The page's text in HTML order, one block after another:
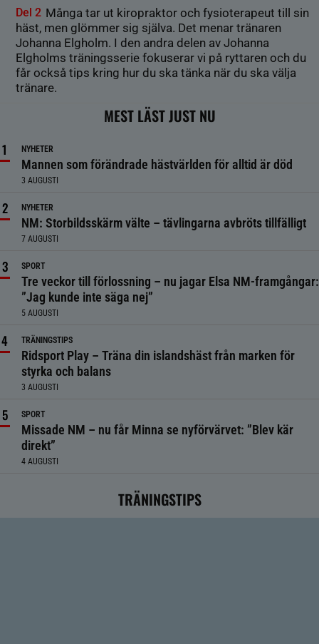
Del 2 Många tar ut kiropraktor och fysioterapeut till sin
häst, men glömmer sig själva. Det menar tränaren
Johanna Elgholm. I den andra delen av Johanna
Elgholms träningsserie fokuserar vi på ryttaren och du
får också tips kring hur du ska tänka när du ska välja
tränare.
MEST LÄST JUST NU
NYHETER
Mannen som förändrade hästvärlden för alltid är död
3 AUGUSTI
NYHETER
NM: Storbildsskärm välte – tävlingarna avbröts tillfälligt
7 AUGUSTI
SPORT
Tre veckor till förlossning – nu jagar Elsa NM-framgångar:
”Jag kunde inte säga nej”
5 AUGUSTI
TRÄNINGSTIPS
Ridsport Play – Träna din islandshäst från marken för
styrka och balans
3 AUGUSTI
SPORT
Missade NM – nu får Minna se nyförvärvet: ”Blev kär
direkt”
4 AUGUSTI
TRÄNINGSTIPS